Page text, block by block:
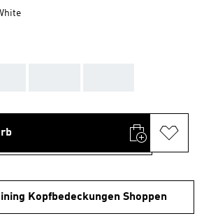
Kopfbedeckungen Shoppen